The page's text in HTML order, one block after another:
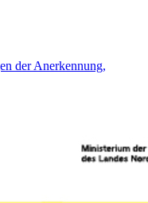
der Anerkennung,